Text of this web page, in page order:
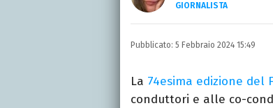
GIORNALISTA
Nella mia vita
dell'inquietudine
Pubblicato: 5 Febbraio 2024 15:49
La 74esima edizione del
conduttori e alle co-